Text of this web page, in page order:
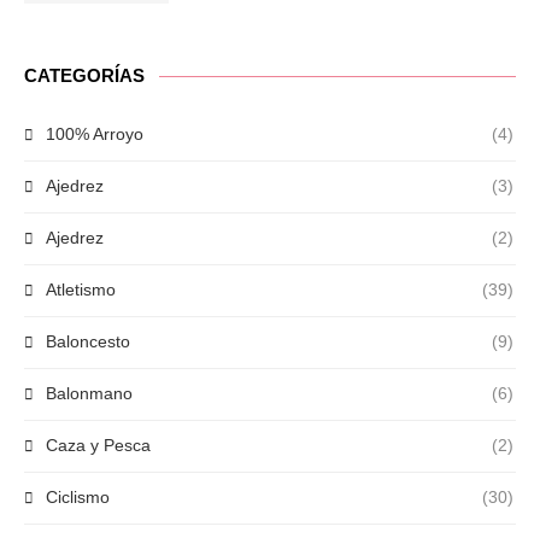
CATEGORÍAS
100% Arroyo (4)
Ajedrez (3)
Ajedrez (2)
Atletismo (39)
Baloncesto (9)
Balonmano (6)
Caza y Pesca (2)
Ciclismo (30)